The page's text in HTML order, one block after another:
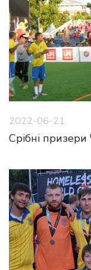
2022-06-21
Срібні призери